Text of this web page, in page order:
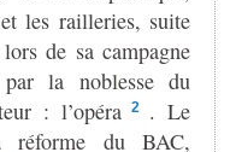
les railleries, suite
de sa campagne
par la noblesse du
: l’opéra 2 . Le
réforme du BAC,